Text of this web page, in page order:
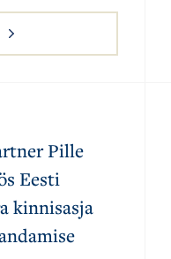
Pille
Eesti
kinnisasja